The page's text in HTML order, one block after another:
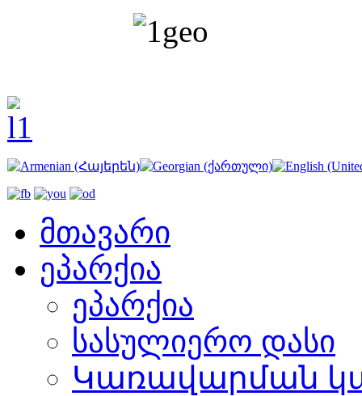
მთავარი
ეპარქია
ეპარქია
სასულიერო დასი
Կառավարման